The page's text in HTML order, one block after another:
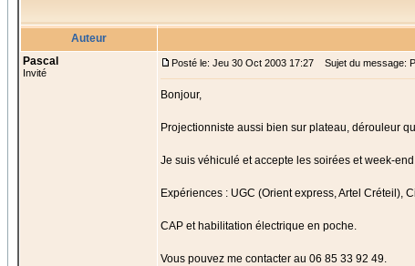
Auteur
Pascal
Invité
Posté le: Jeu 30 Oct 2003 17:27 Sujet du message:
Bonjour,
Projectionniste aussi bien sur plateau, dérouleur
Je suis véhiculé et accepte les soirées et week-
Expériences : UGC (Orient express, Artel Créteil),
CAP et habilitation électrique en poche.
Vous pouvez me contacter au 06 85 33 92 49.